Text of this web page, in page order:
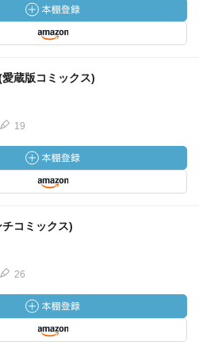
蔵版コミックス)
19
コミックス)
26